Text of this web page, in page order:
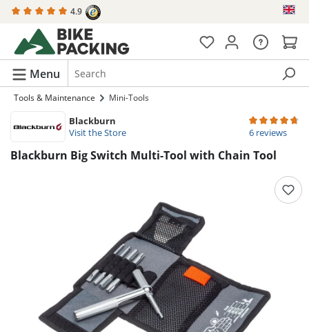
content 4.9
Menu
Tools & Maintenance Mini-Tools
Blackburn
Visit the Store
Blackburn Big Switch Multi-Tool with Chain Tool
Average
6 reviews